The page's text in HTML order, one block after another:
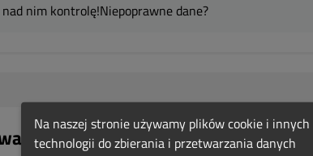
nim kontrolę!Niepoprawne dane?
Na naszej stronie używamy plików cookie i innych
technologii do zbierania i przetwarzania danych